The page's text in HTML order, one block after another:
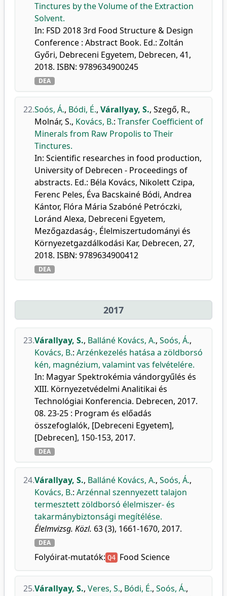
Tinctures by the Volume of the Extraction
Solvent.
In: FSD 2018 3rd Food Structure & Design
Conference : Abstract Book. Ed.: Zoltán
Győri, Debreceni Egyetem, Debrecen, 41,
2018. ISBN: 9789634900245
DEA
22.Soós, Á., Bódi, É., Várallyay, S., Szegő, R.,
Molnár, S., Kovács, B.: Transfer Coefficient of
Minerals from Raw Propolis to Their
Tinctures.
In: Scientific researches in food production,
University of Debrecen - Proceedings of
abstracts. Ed.: Béla Kovács, Nikolett Czipa,
Ferenc Peles, Éva Bacskainé Bódi, Andrea
Kántor, Flóra Mária Szabóné Petróczki,
Loránd Alexa, Debreceni Egyetem,
Mezőgazdaság-, Élelmiszertudományi és
Környezetgazdálkodási Kar, Debrecen, 27,
2018. ISBN: 9789634900412
DEA
2017
23.Várallyay, S., Balláné Kovács, A., Soós, Á.,
Kovács, B.: Arzénkezelés hatása a zöldborsó
kén, magnézium, valamint vas felvételére.
In: Magyar Spektrokémia vándorgyűlés és
XIII. Környezetvédelmi Analitikai és
Technológiai Konferencia. Debrecen, 2017.
08. 23-25 : Program és előadás
összefoglalók, [Debreceni Egyetem],
[Debrecen], 150-153, 2017.
DEA
24.Várallyay, S., Balláné Kovács, A., Soós, Á.,
Kovács, B.: Arzénnal szennyezett talajon
termesztett zöldborsó élelmiszer- és
takarmánybiztonsági megítélése.
Élelmvizsg. Közl. 63 (3), 1661-1670, 2017.
DEA
Folyóirat-mutatók: Q4 Food Science
25.Várallyay, S., Veres, S., Bódi, É., Soós, Á.,